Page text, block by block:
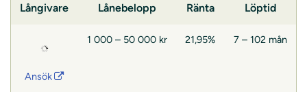
Långivare Lånebelopp Ränta Löptid
Ansök
1 000 – 50 000 kr 21,95% 7 – 102 mån